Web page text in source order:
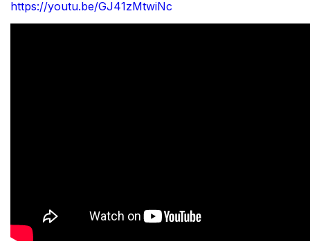
https://youtu.be/GJ41zMtwiNc